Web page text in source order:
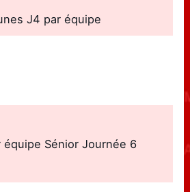
J4 par équipe
équipe Sénior Journée 6